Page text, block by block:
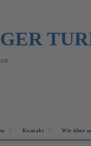
Kontakt Wir über